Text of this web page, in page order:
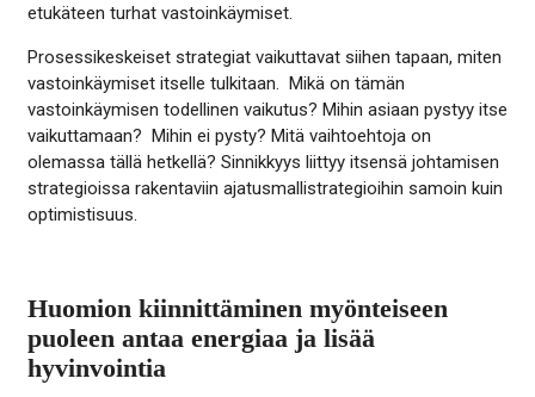
etukäteen turhat vastoinkäymiset.
Prosessikeskeiset strategiat vaikuttavat siihen tapaan, miten
vastoinkäymiset itselle tulkitaan. Mikä on tämän
vastoinkäymisen todellinen vaikutus? Mihin asiaan pystyy itse
vaikuttamaan? Mihin ei pysty? Mitä vaihtoehtoja on
olemassa tällä hetkellä? Sinnikkyys liittyy itsensä johtamisen
strategioissa rakentaviin ajatusmallistrategioihin samoin kuin
optimistisuus.
Huomion kiinnittäminen myönteiseen
puoleen antaa energiaa ja lisää
hyvinvointia